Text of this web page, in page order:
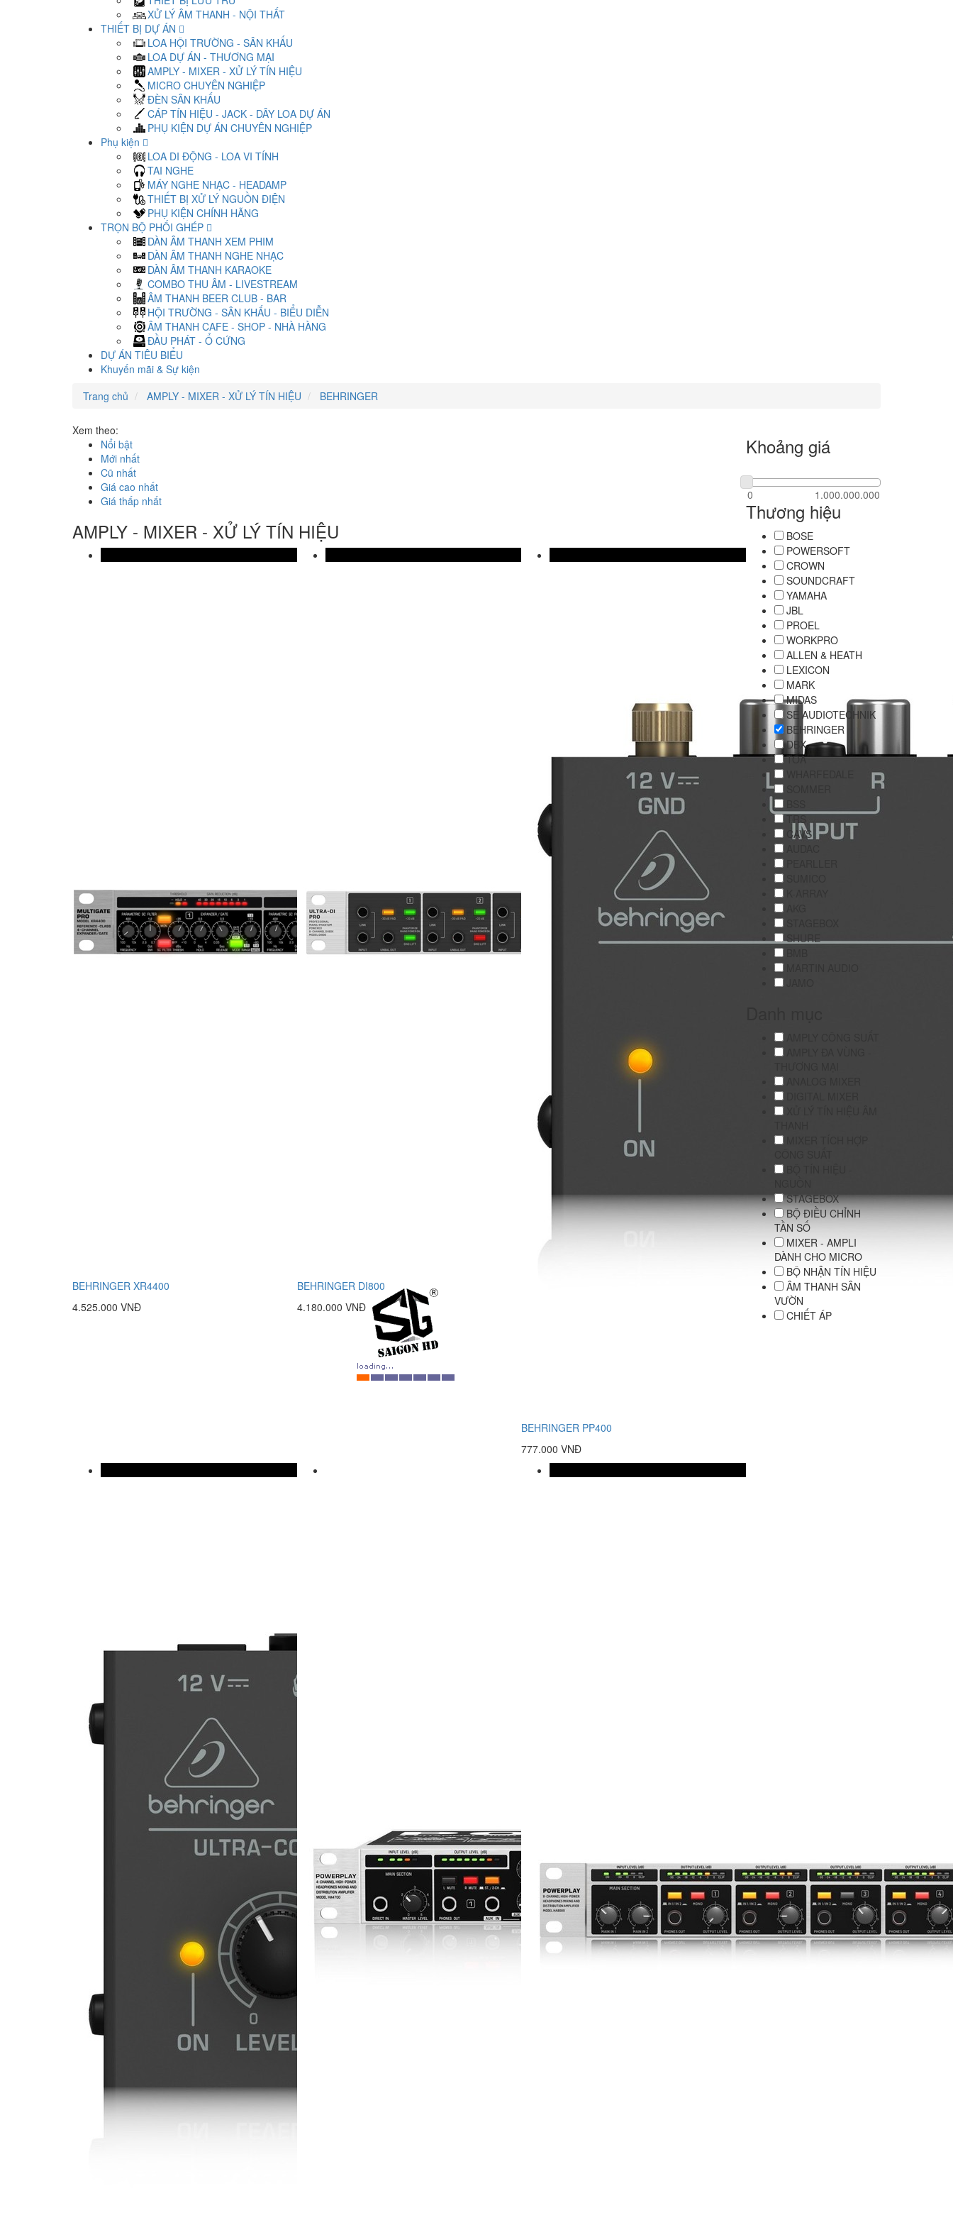
XỬ LÝ ÂM THANH - NỘI THẤT
THIẾT BỊ DỰ ÁN
LOA HỘI TRƯỜNG - SÂN KHẤU
LOA DỰ ÁN - THƯƠNG MẠI
AMPLY - MIXER - XỬ LÝ TÍN HIỆU
MICRO CHUYÊN NGHIỆP
ĐÈN SÂN KHẤU
CÁP TÍN HIỆU - JACK - DÂY LOA DỰ ÁN
PHỤ KIỆN DỰ ÁN CHUYÊN NGHIỆP
Phụ kiện
LOA DI ĐỘNG - LOA VI TÍNH
TAI NGHE
MÁY NGHE NHẠC - HEADAMP
THIẾT BỊ XỬ LÝ NGUỒN ĐIỆN
PHỤ KIỆN CHÍNH HÃNG
TRỌN BỘ PHỐI GHÉP
DÀN ÂM THANH XEM PHIM
DÀN ÂM THANH NGHE NHẠC
DÀN ÂM THANH KARAOKE
COMBO THU ÂM - LIVESTREAM
ÂM THANH BEER CLUB - BAR
HỘI TRƯỜNG - SÂN KHẤU - BIỂU DIỄN
ÂM THANH CAFE - SHOP - NHÀ HÀNG
ĐẦU PHÁT - Ổ CỨNG
DỰ ÁN TIÊU BIỂU
Khuyến mãi & Sự kiện
Trang chủ
AMPLY - MIXER - XỬ LÝ TÍN HIỆU BEHRINGER
Xem theo:
Nổi bật
Mới nhất
Cũ nhất
Giá cao nhất
Giá thấp nhất
AMPLY - MIXER - XỬ LÝ TÍN HIỆU
BEHRINGER XR4400
4.525.000 VNĐ
BEHRINGER DI800
4.180.000 VNĐ
BEHRINGER PP400
777.000 VNĐ
Khoảng giá
Thương hiệu
BOSE
POWERSOFT
CROWN
SOUNDCRAFT
YAMAHA
JBL
PROEL
WORKPRO
ALLEN & HEATH
LEXICON
MARK
MIDAS
SE AUDIOTECHNIK
BEHRINGER
DBX
TOA
TRS
CAVS
SHURE
STAGEBOX
BỘ ĐIỀU CHỈNH
TẦN SỐ
MIXER - AMPLI
DÀNH CHO MICRO
BỘ NHẬN TÍN HIỆU
ÂM THANH SÂN
VƯỜN
CHIẾT ÁP